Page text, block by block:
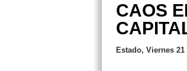
CAOS
Estado, Viernes